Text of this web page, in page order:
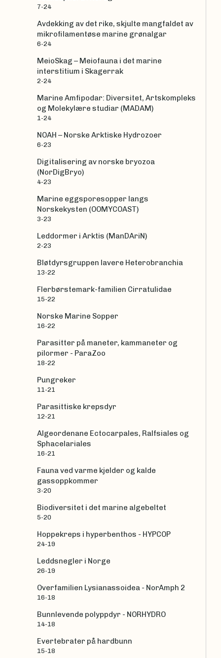
7-24
Avdekking av det rike, skjulte mangfaldet av
mikrofilamentøse marine grønalgar
6-24
MeioSkag – Meiofauna i det marine
interstitium i Skagerrak
2-24
Marine Amfipodar: Diversitet, Artskompleks
og Molekylære studiar (MADAM)
1-24
NOAH – Norske Arktiske Hydrozoer
6-23
Digitalisering av norske bryozoa
(NorDigBryo)
4-23
Marine eggsporesopper langs
Norskekysten (OOMYCOAST)
3-23
Leddormer i Arktis (ManDAriN)
2-23
Bløtdyrsgruppen lavere Heterobranchia
13-22
Flerbørstemark-familien Cirratulidae
15-22
Norske Marine Sopper
16-22
Parasitter på maneter, kammaneter og
pilormer - ParaZoo
18-22
Pungreker
11-21
Parasittiske krepsdyr
12-21
Algeordenane Ectocarpales, Ralfsiales og
Sphacelariales
16-21
Fauna ved varme kjelder og kalde
gassoppkommer
3-20
Biodiversitet i det marine algebeltet
5-20
Hoppekreps i hyperbenthos - HYPCOP
24-19
Leddsnegler i Norge
26-19
Overfamilien Lysianassoidea - NorAmph 2
16-18
Bunnlevende polyppdyr - NORHYDRO
14-18
Evertebrater på hardbunn
15-18